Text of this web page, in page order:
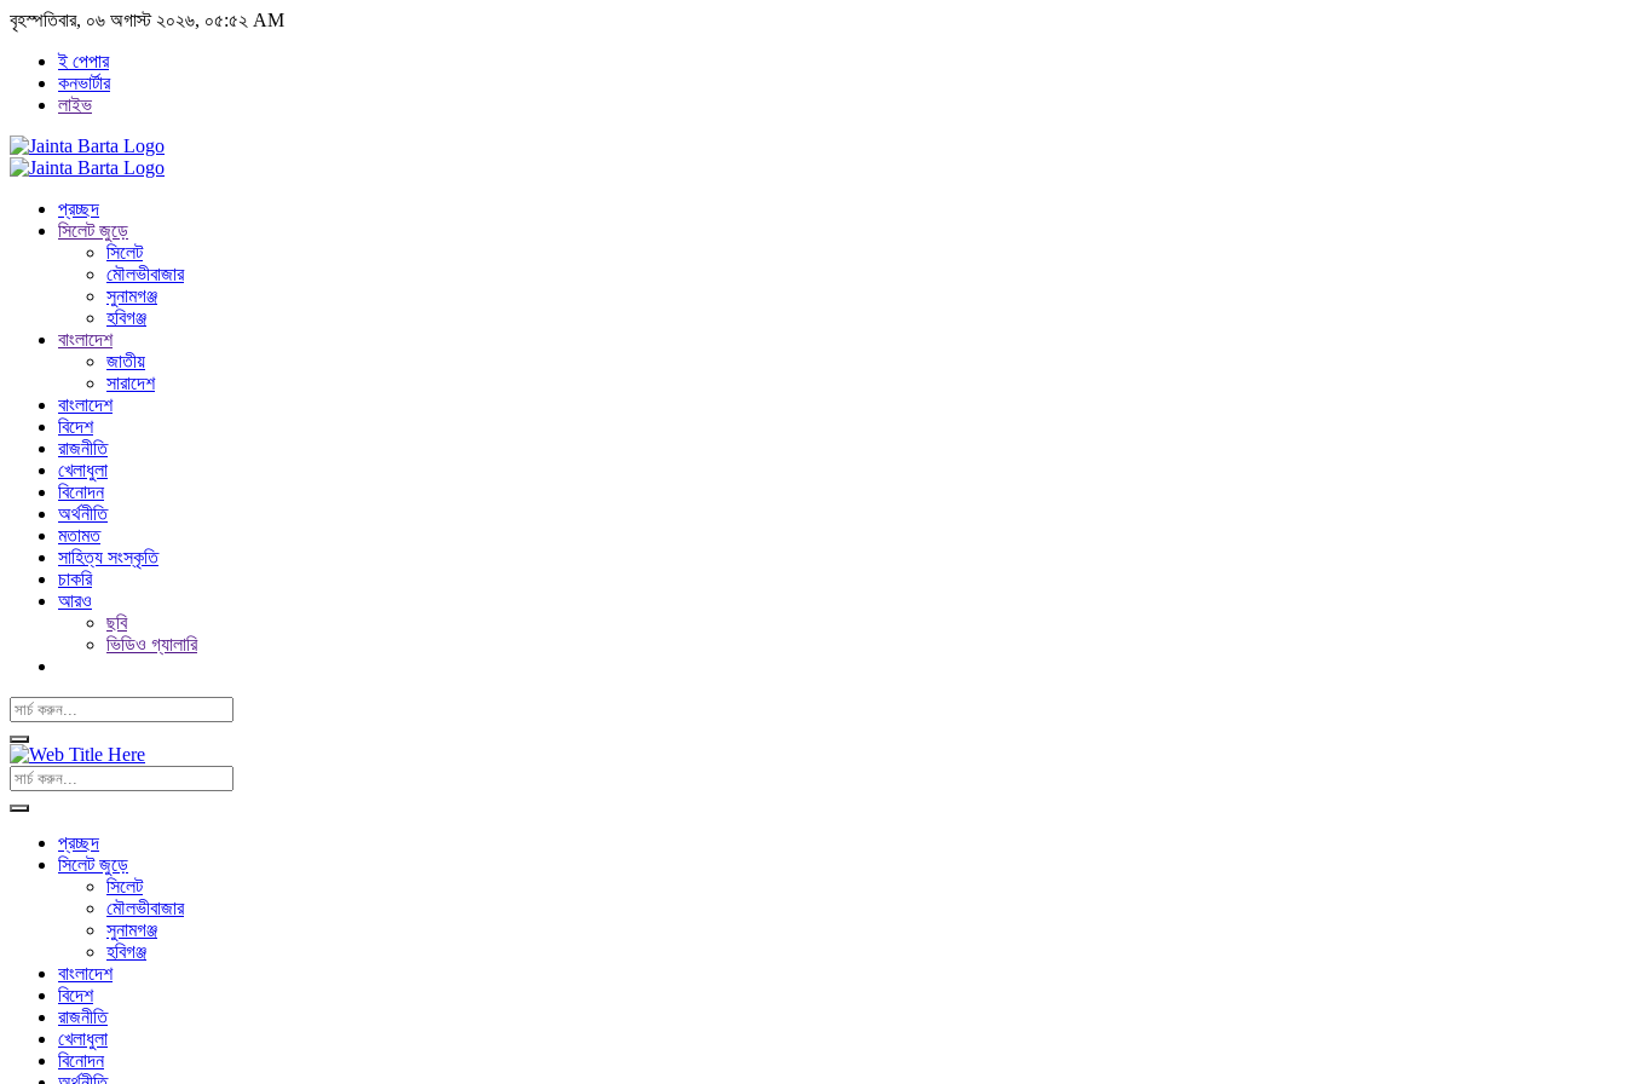
বৃহস্পতিবার, ০৬ অগাস্ট ২০২৬, ০৫:৫২ AM
ই পেপার
কনভার্টার
লাইভ
প্রচ্ছদ
সিলেট জুড়ে
সিলেট
মৌলভীবাজার
সুনামগঞ্জ
হবিগঞ্জ
বাংলাদেশ
জাতীয়
সারাদেশ
বাংলাদেশ
বিদেশ
রাজনীতি
খেলাধুলা
বিনোদন
অর্থনীতি
মতামত
সাহিত্য সংস্কৃতি
চাকরি
আরও
ছবি
ভিডিও গ্যালারি
প্রচ্ছদ
সিলেট জুড়ে
সিলেট
মৌলভীবাজার
সুনামগঞ্জ
হবিগঞ্জ
বাংলাদেশ
বিদেশ
রাজনীতি
খেলাধুলা
বিনোদন